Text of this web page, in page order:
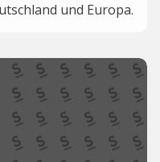
und Europa.